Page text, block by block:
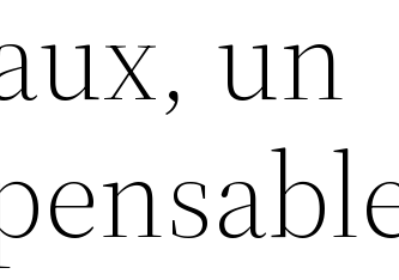
un